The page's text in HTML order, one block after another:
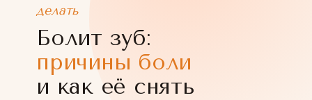
делать
Болит зуб:
причины боли
и как её снять